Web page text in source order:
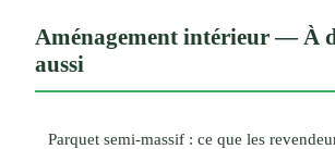
Aménagement intérieur — À
aussi
Parquet semi-massif : ce que les